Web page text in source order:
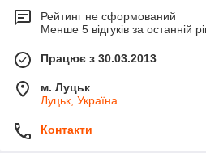
Рейтинг не сформований
Менше 5 відгуків за останній
Працює з 30.03.2013
м. Луцьк
Луцьк, Україна
Контакти